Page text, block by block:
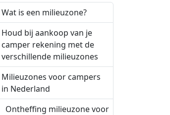
Wat is een milieuzone?
Houd bij aankoop van je
camper rekening met de
verschillende milieuzones
Milieuzones voor campers
in Nederland
Ontheffing milieuzone voor